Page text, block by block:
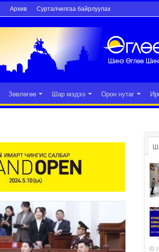
Архив Сурталчилгаа байрлуулах
Зөвлөгөө Шар мэдээ Орон нутаг